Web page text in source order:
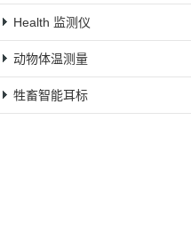
Health 监测仪
动物体温测量
牲畜智能耳标